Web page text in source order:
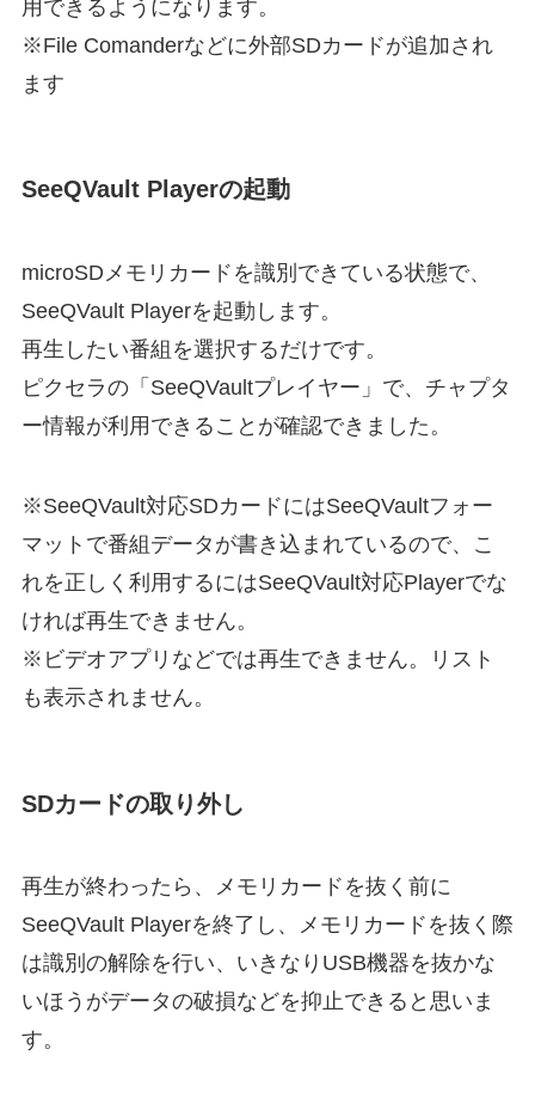
用できるようになります。
※File Comanderなどに外部SDカードが追加され
ます
SeeQVault Playerの起動
microSDメモリカードを識別できている状態で、
SeeQVault Playerを起動します。
再生したい番組を選択するだけです。
ピクセラの「SeeQVaultプレイヤー」で、チャプタ
ー情報が利用できることが確認できました。
※SeeQVault対応SDカードにはSeeQVaultフォー
マットで番組データが書き込まれているので、こ
れを正しく利用するにはSeeQVault対応Playerでな
ければ再生できません。
※ビデオアプリなどでは再生できません。リスト
も表示されません。
SDカードの取り外し
再生が終わったら、メモリカードを抜く前に
SeeQVault Playerを終了し、メモリカードを抜く際
は識別の解除を行い、いきなりUSB機器を抜かな
いほうがデータの破損などを抑止できると思いま
す。